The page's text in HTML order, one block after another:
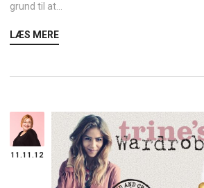
grund til at...
LÆS MERE
11.11.12